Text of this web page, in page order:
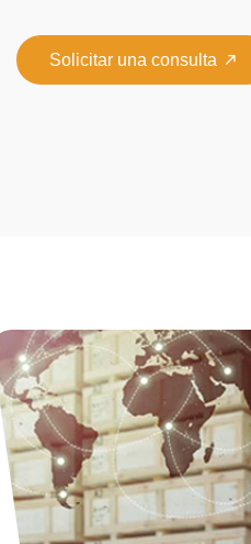
Solicitar una consulta 